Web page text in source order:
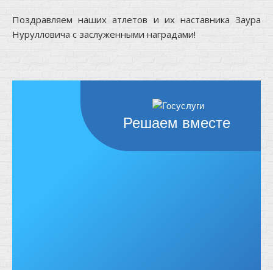
Поздравляем наших атлетов и их наставника Заура
Нурулловича с заслуженными наградами!
Решаем вместе